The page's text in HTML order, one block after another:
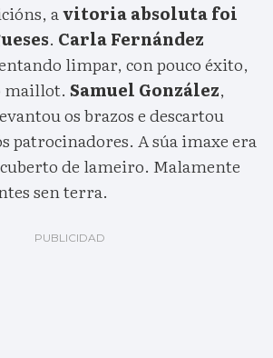
avitoria absoluta foi
. Carla Fernández
limpar, con pouco éxito,
maillot. Samuel González,
os brazos e descartou
patrocinadores. A súa imaxe era
de lameiro. Malamente
sen terra.